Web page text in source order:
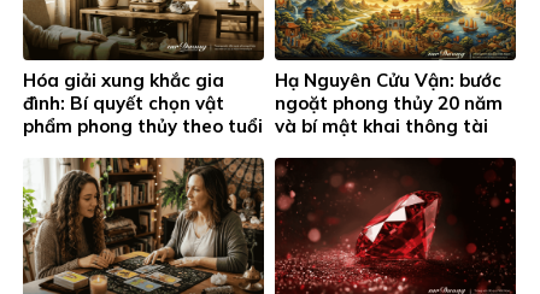
Hóa giải xung khắc gia
đình: Bí quyết chọn vật
phẩm phong thủy theo tuổi
Hạ Nguyên Cửu Vận: bước
ngoặt phong thủy 20 năm
và bí mật khai thông tài